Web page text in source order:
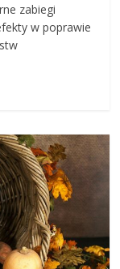
zabiegi
w poprawie